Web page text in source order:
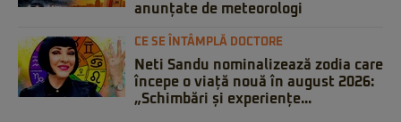
anunțate de meteorologi
CE SE ÎNTÂMPLĂ DOCTORE
Neti Sandu nominalizează zodia care
începe o viață nouă în august 2026:
„Schimbări și experiențe...